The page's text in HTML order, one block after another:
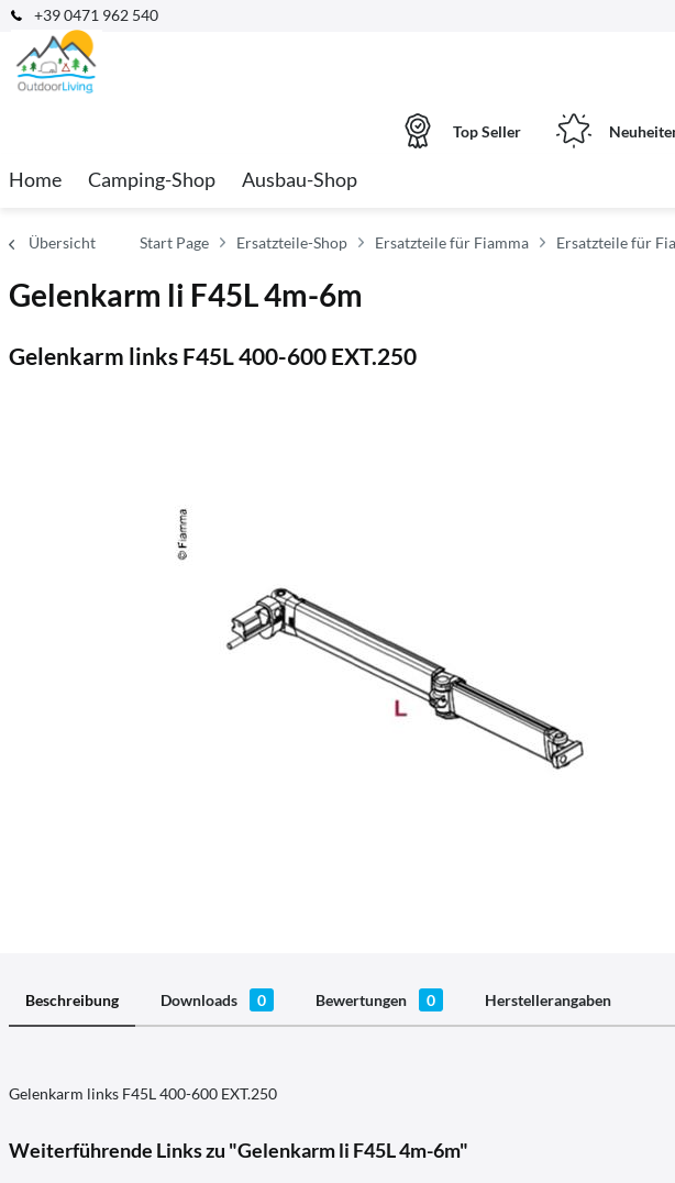
+39 0471 962 540
Top Seller
Home Camping-Shop Ausbau-Shop
Übersicht Start Page Ersatzteile-Shop Ersatzteile für Fiamma Ersatzteile für
Gelenkarm li F45L 4m-6m
Gelenkarm links F45L 400-600 EXT.250
Beschreibung Downloads 0 Bewertungen 0 Herstellerangaben
Gelenkarm links F45L 400-600 EXT.250
Weiterführende Links zu "Gelenkarm li F45L 4m-6m"